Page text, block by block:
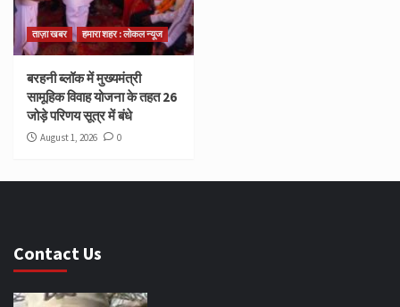
ताज़ा खबर हमारा शहर : लोकल न्यूज
बरहनी ब्लॉक में मुख्यमंत्री
सामूहिक विवाह योजना के तहत 26
जोड़े परिणय सूत्र में बंधे
August 1, 2026 0
Contact Us